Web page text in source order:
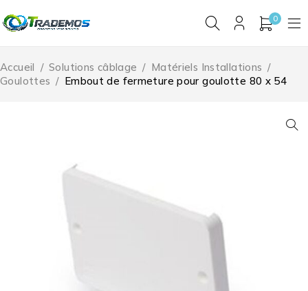
0
Accueil / Solutions câblage / Matériels Installations /
Goulottes / Embout de fermeture pour goulotte 80 x 54